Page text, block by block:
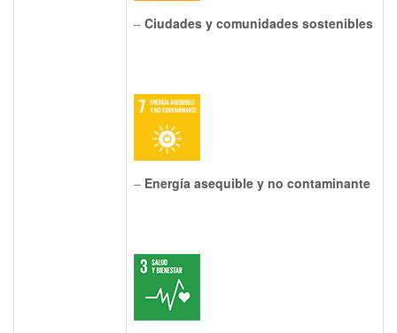
– Ciudades y comunidades sostenibles
– Energía asequible y no contaminante